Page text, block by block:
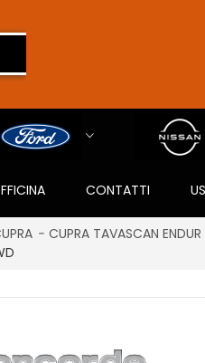
CONTATTI
- CUPRA TAVASCAN